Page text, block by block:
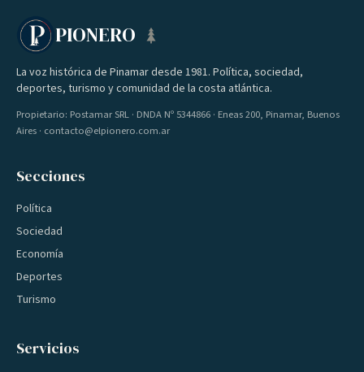
PIONERO
La voz histórica de Pinamar desde 1981. Política, sociedad,
deportes, turismo y comunidad de la costa atlántica.
Propietario: Postamar SRL · DNDA Nº 5344866 · Eneas 200, Pinamar, Buenos
Aires · contacto@elpionero.com.ar
Secciones
Política
Sociedad
Economía
Deportes
Turismo
Servicios